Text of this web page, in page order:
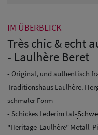
IM ÜBERBLICK
Très chic & echt
- Laulhère Beret
- Original, und authentisch
Traditionshaus Laulhère.
schmaler Form
- Schickes Lederimitat-
"Heritage-Laulhère" Metall-